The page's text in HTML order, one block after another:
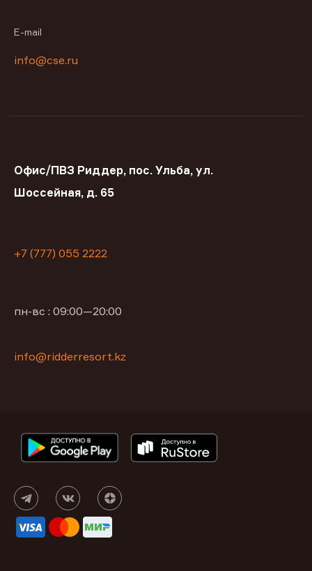
E-mail
info@cse.ru
Офис/ПВЗ Риддер, пос. Ульба, ул.
Шоссейная, д. 65
+7 (777) 055 2222
пн-вс : 09:00—20:00
info@ridderresort.kz